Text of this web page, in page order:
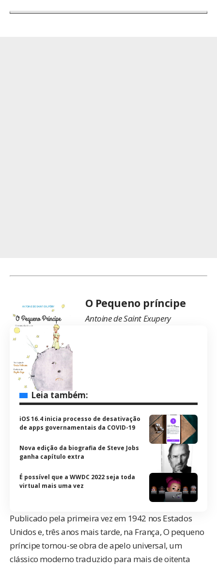
O Pequeno príncipe
Antoine de Saint Exupery
Leia também:
iOS 16.4 inicia processo de desativação
de apps governamentais da COVID-19
Nova edição da biografia de Steve Jobs
ganha capítulo extra
É possível que a WWDC 2022 seja toda
virtual mais uma vez
Publicado pela primeira vez em 1942 nos Estados
Unidos e, três anos mais tarde, na França, O pequeno
príncipe tornou-se obra de apelo universal, um
clássico moderno traduzido para mais de oitenta